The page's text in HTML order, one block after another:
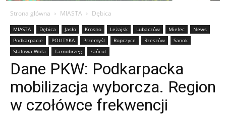
Strona główna MIASTA Dębica
MIASTA Dębica Jasło Krosno Leżajsk Lubaczów Mielec
News
Podkarpacie
POLITYKA Przemyśl Ropczyce Rzeszów
Sanok
Stalowa Wola
Tarnobrzeg Łańcut
Dane PKW: Podkarpacka
mobilizacja wyborcza. Region
w czołówce frekwencji